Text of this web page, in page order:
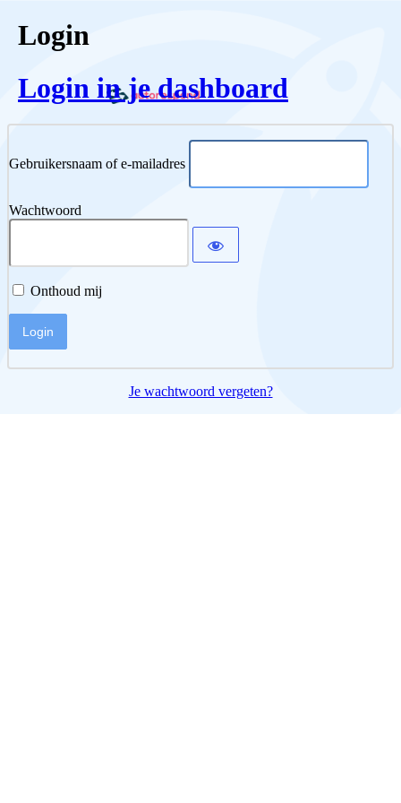
Login
Login in je dashboard
Gebruikersnaam of e-mailadres
Wachtwoord
Onthoud mij
Je wachtwoord vergeten?